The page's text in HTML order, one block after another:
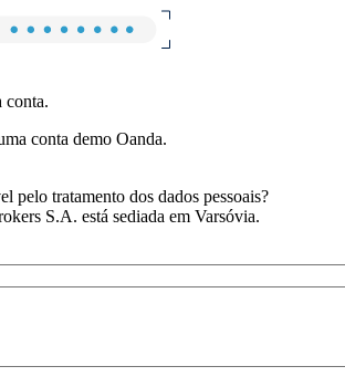
conta.
conta demo Oanda.
pelo tratamento dos dados pessoais?
S.A. está sediada em Varsóvia.